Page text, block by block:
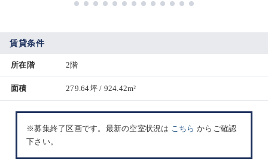
賃貸条件
所在階 2階
面積 279.64坪 / 924.42m²
※募集終了区画です。最新の空室状況は こちら からご確認
下さい。